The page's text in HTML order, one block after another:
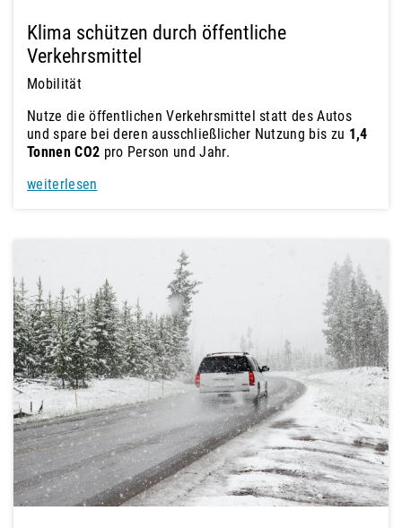
Klima schützen durch öffentliche
Verkehrsmittel
Mobilität
Nutze die öffentlichen Verkehrsmittel statt des Autos
und spare bei deren ausschließlicher Nutzung bis zu 1,4
Tonnen CO2 pro Person und Jahr.
weiterlesen